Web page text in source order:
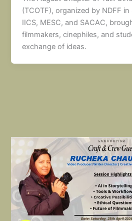
(TCOTF), organized by NDFF
IICS, MESC, and SACAC,
filmmakers, cinephiles, and
exchange of ideas.